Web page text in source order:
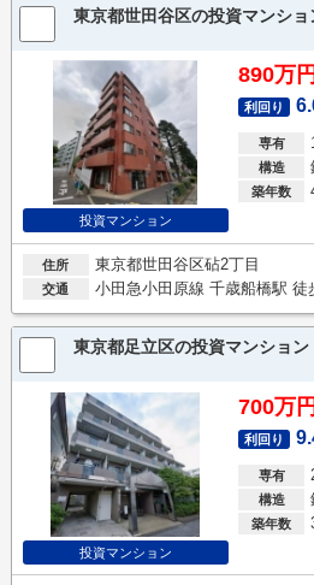
東京都世田谷区の投資マンショ
投資マンション
890万円
利回り
専有
構造
築年数
住所 東京都世田谷区砧2丁目
交通 小田急小田原線 千歳船橋駅 徒
東京都足立区の投資マンション
投資マンション
700万円
利回り
専有
構造
築年数